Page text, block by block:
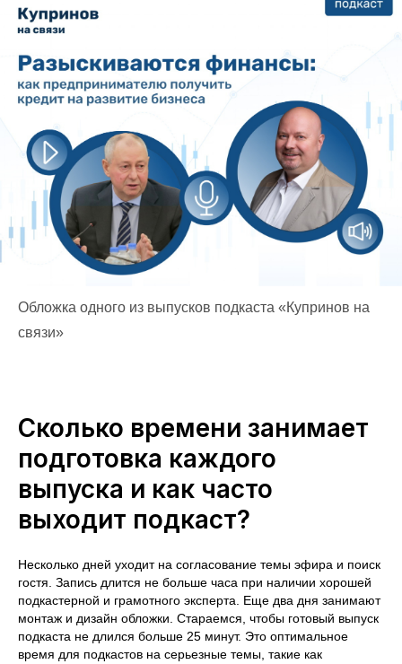
Обложка одного из выпусков подкаста «Купринов на
связи»
Сколько времени занимает
подготовка каждого
выпуска и как часто
выходит подкаст?
Несколько дней уходит на согласование темы эфира и поиск
гостя. Запись длится не больше часа при наличии хорошей
подкастерной и грамотного эксперта. Еще два дня занимают
монтаж и дизайн обложки. Стараемся, чтобы готовый выпуск
подкаста не длился больше 25 минут. Это оптимальное
время для подкастов на серьезные темы, такие как